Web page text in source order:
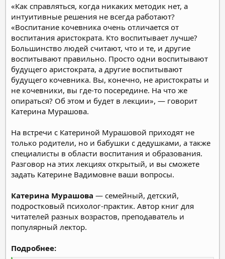
«Как справляться, когда никаких методик нет, а
интуитивные решения не всегда работают?
«Воспитание кочевника очень отличается от
воспитания аристократа. Кто воспитывает лучше?
Большинство людей считают, что и те, и другие
воспитывают правильно. Просто одни воспитывают
будущего аристократа, а другие воспитывают
будущего кочевника. Вы, конечно, не аристократы и
не кочевники, вы где-то посередине. На что же
опираться? Об этом и будет в лекции», — говорит
Катерина Мурашова.
На встречи с Катериной Мурашовой приходят не
только родители, но и бабушки с дедушками, а также
специалисты в области воспитания и образования.
Разговор на этих лекциях открытый, и вы сможете
задать Катерине Вадимовне ваши вопросы.
Катерина Мурашова — семейный, детский,
подростковый психолог-практик. Автор книг для
читателей разных возрастов, преподаватель и
популярный лектор.
Подробнее: